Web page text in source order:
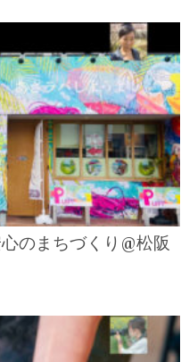
のまちづくり@松阪